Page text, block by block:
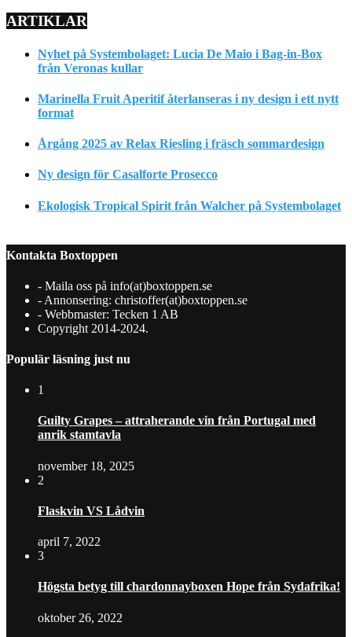
ARTIKLAR
Nyhet på Systembolaget: Lucia De Maio i Bag-in-Box
från Veronas kullar
Marinella Fruit Aperitif återlanseras i ny design i ett nytt
format
Årgång 2025 av Relax Riesling i fräsch sommardesign
Ny design för Casalforte Prosecco
Ekologisk Tropical Spirit från Walcher på Systembolaget
Kontakta Boxtoppen
- Maila oss på info(at)boxtoppen.se
- Annonsering: christoffer(at)boxtoppen.se
- Webbmaster: Tecken 1 AB
Copyright 2014-2024.
Populär läsning just nu
1
Guilty Grapes – attraherande vin från Portugal med
anrik stamtavla
november 18, 2025
2
Flaskvin VS Lådvin
april 7, 2022
3
Högsta betyg till chardonnayboxen Hope från Sydafrika!
oktober 26, 2022